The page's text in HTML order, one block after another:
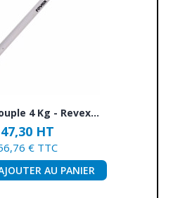
4 Kg - Revex...
47,30 HT
€ TTC
AU PANIER